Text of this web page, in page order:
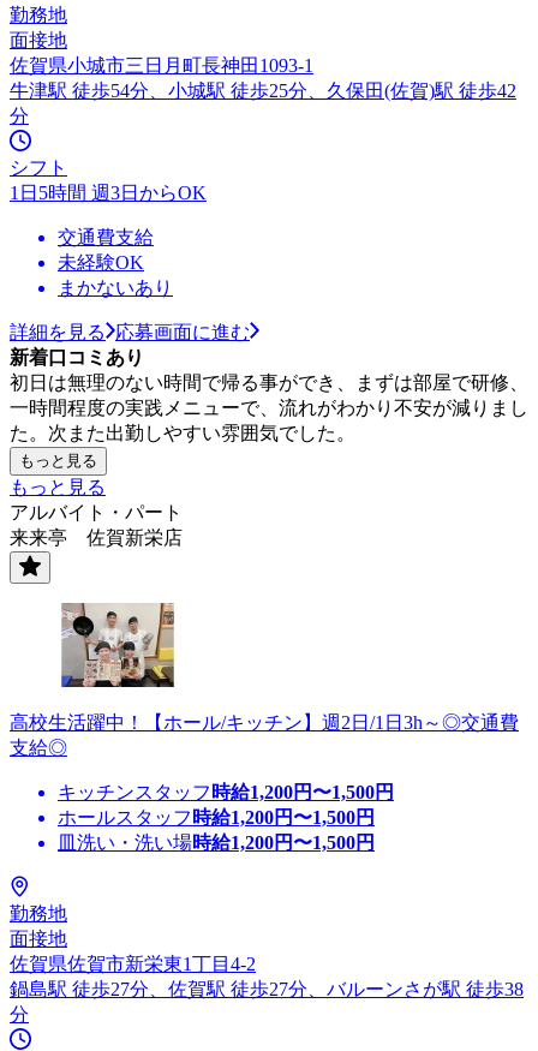
勤務地
面接地
佐賀県小城市三日月町長神田1093-1
牛津駅 徒歩54分、小城駅 徒歩25分、久保田(佐賀)駅 徒歩42
分
シフト
1日5時間 週3日からOK
交通費支給
未経験OK
まかないあり
詳細を見る
応募画面に進む
新着口コミあり
初日は無理のない時間で帰る事ができ、まずは部屋で研修、
一時間程度の実践メニューで、流れがわかり不安が減りまし
た。次また出勤しやすい雰囲気でした。
もっと見る
もっと見る
アルバイト・パート
来来亭 佐賀新栄店
高校生活躍中！【ホール/キッチン】週2日/1日3h～◎交通費
支給◎
キッチンスタッフ 時給1,200円〜1,500円
ホールスタッフ 時給1,200円〜1,500円
皿洗い・洗い場時給1,200円〜1,500円
勤務地
面接地
佐賀県佐賀市新栄東1丁目4-2
鍋島駅 徒歩27分、佐賀駅 徒歩27分、バルーンさが駅 徒歩38
分